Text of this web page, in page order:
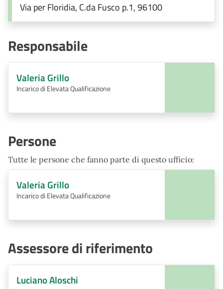
Via per Floridia, C.da Fusco p.1, 96100
Responsabile
Valeria Grillo
Incarico di Elevata Qualificazione
Persone
Tutte le persone che fanno parte di questo ufficio:
Valeria Grillo
Incarico di Elevata Qualificazione
Assessore di riferimento
Luciano Aloschi